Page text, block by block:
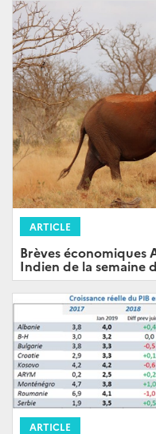
ARTICLE
Brèves économiques
Indien de la semaine
ARTICLE